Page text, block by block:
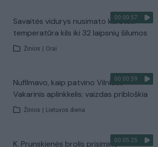
00:00:57
Savaitės vidurys nusimato karštas:
temperatūra kils iki 32 laipsnių šilumos
Žinios Orai
00:00:59
Nufilmavo, kaip patvino Vilniaus
Vakarinis aplinkkelis: vaizdas pribloškia
Žinios Lietuvos diena
00:05:25
K. Prunskienės brolis prisiminė